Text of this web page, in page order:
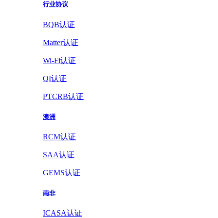
行业协议
BQB认证
Matter认证
Wi-Fi认证
QI认证
PTCRB认证
澳洲
RCM认证
SAA认证
GEMS认证
南非
ICASA认证